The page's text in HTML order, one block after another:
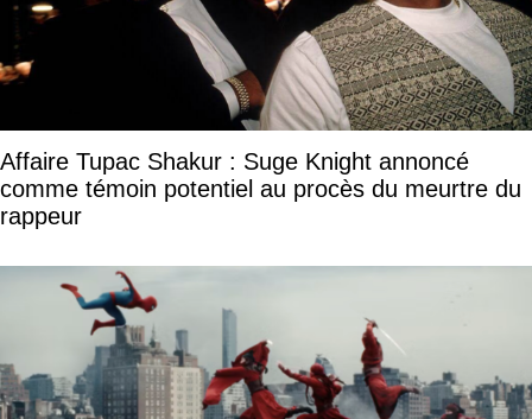
Affaire Tupac Shakur : Suge Knight annoncé
comme témoin potentiel au procès du meurtre du
rappeur